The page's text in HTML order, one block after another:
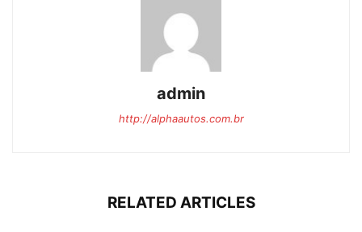
admin
http://alphaautos.com.br
RELATED ARTICLES